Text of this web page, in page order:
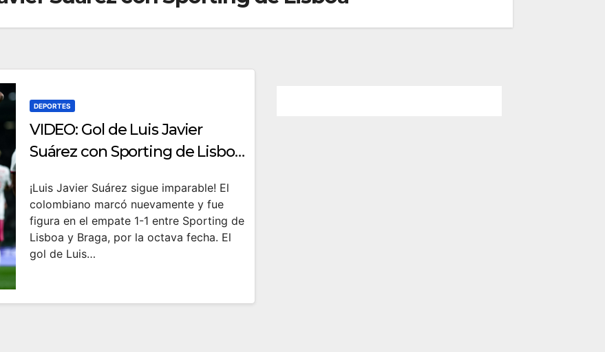
DEPORTES
VIDEO: Gol de Luis Javier
Suárez con Sporting de Lisboa
¡Luis Javier Suárez sigue imparable! El
colombiano marcó nuevamente y fue
figura en el empate 1-1 entre Sporting de
Lisboa y Braga, por la octava fecha. El
gol de Luis…